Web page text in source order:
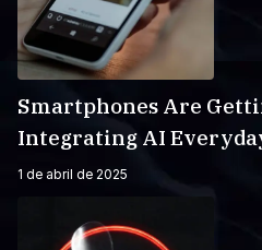
Smartphones Are
Integrating AI
1 de abril de 2025